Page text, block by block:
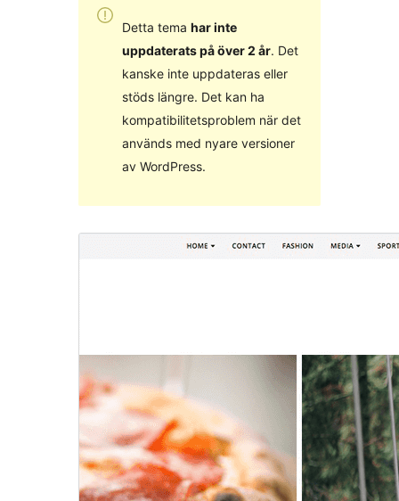
Detta tema har inte
uppdaterats på över 2 år. Det
kanske inte uppdateras eller
stöds längre. Det kan ha
kompatibilitetsproblem när det
används med nyare versioner
av WordPress.